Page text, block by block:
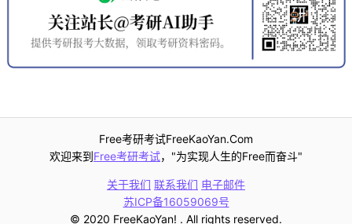
Free考研考试FreeKaoYan.Com
欢迎来到Free考研考试，"为实现人生的Free而奋斗"
关于我们 联系我们 电子邮件
苏ICP备16059069号
© 2020 FreeKaoYan! . All rights reserved.